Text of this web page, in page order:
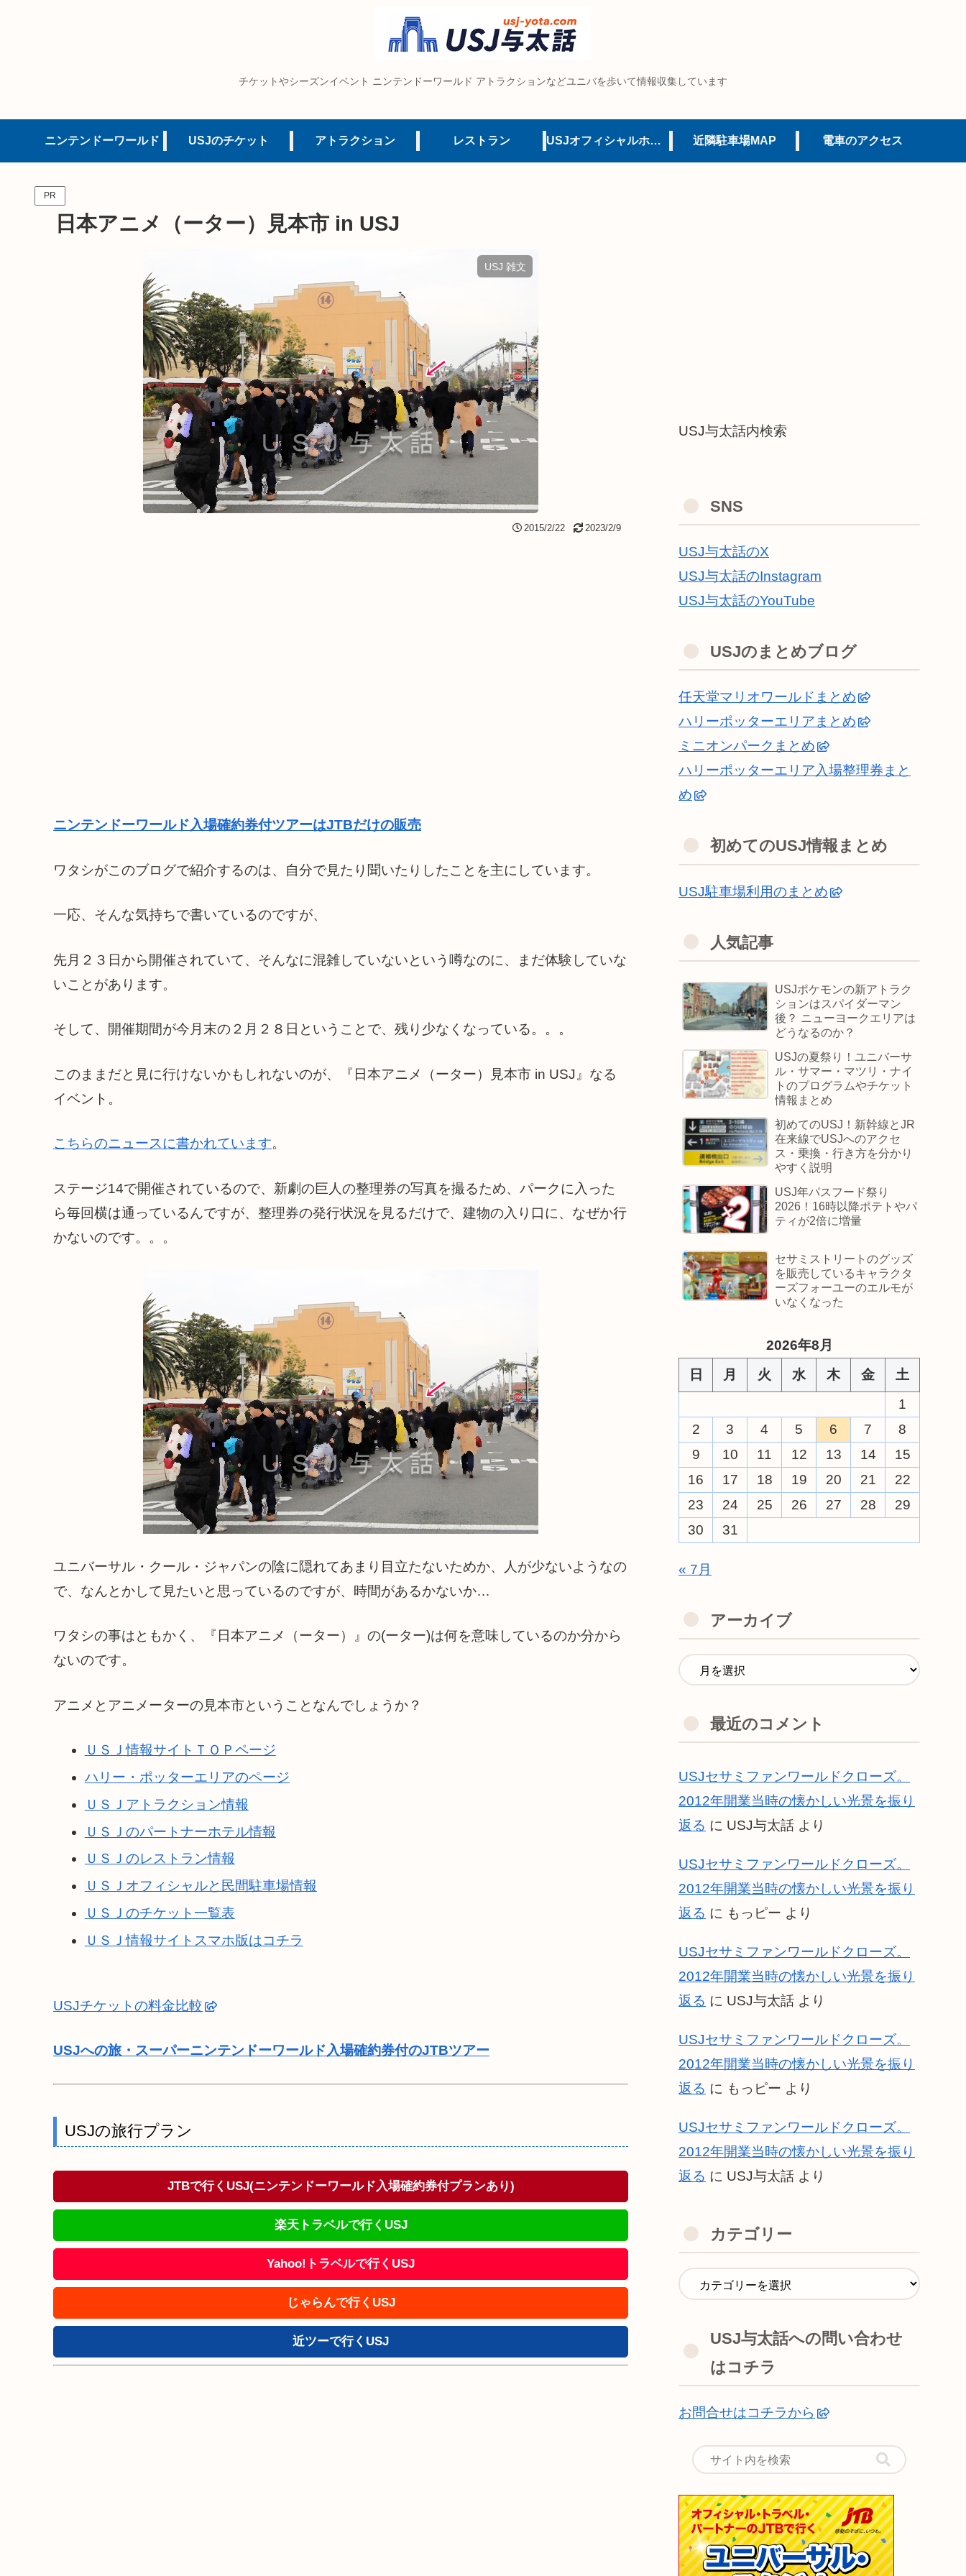
チケットやシーズンイベント ニンテンドーワールド アトラクションなどユニバを歩いて情報収集しています
ニンテンドーワールド USJのチケット アトラクション レストラン USJオフィシャルホテル 近隣駐車場MAP 電車のアクセス
PR
日本アニメ（ーター）見本市 in USJ
USJ 雑文
2015/2/22 2023/2/9
ニンテンドーワールド入場確約券付ツアーはJTBだけの販売
ワタシがこのブログで紹介するのは、自分で見たり聞いたりしたことを主にしています。
一応、そんな気持ちで書いているのですが、
先月２３日から開催されていて、そんなに混雑していないという噂なのに、まだ体験していな
いことがあります。
そして、開催期間が今月末の２月２８日ということで、残り少なくなっている。。。
このままだと見に行けないかもしれないのが、『日本アニメ（ーター）見本市 in USJ』なる
イベント。
こちらのニュースに書かれています。
ステージ14で開催されているので、新劇の巨人の整理券の写真を撮るため、パークに入った
ら毎回横は通っているんですが、整理券の発行状況を見るだけで、建物の入り口に、なぜか行
かないのです。。。
ユニバーサル・クール・ジャパンの陰に隠れてあまり目立たないためか、人が少ないようなの
で、なんとかして見たいと思っているのですが、時間があるかないか…
ワタシの事はともかく、『日本アニメ（ーター）』の(ーター)は何を意味しているのか分から
ないのです。
アニメとアニメーターの見本市ということなんでしょうか？
ＵＳＪ情報サイトＴＯＰページ
ハリー・ポッターエリアのページ
ＵＳＪアトラクション情報
ＵＳＪのパートナーホテル情報
ＵＳＪのレストラン情報
ＵＳＪオフィシャルと民間駐車場情報
ＵＳＪのチケット一覧表
ＵＳＪ情報サイトスマホ版はコチラ
USJチケットの料金比較
USJへの旅・スーパーニンテンドーワールド入場確約券付のJTBツアー
USJの旅行プラン
JTBで行くUSJ(ニンテンドーワールド入場確約券付プランあり)
楽天トラベルで行くUSJ
Yahoo!トラベルで行くUSJ
じゃらんで行くUSJ
近ツーで行くUSJ
USJ与太話内検索
SNS
USJ与太話のX
USJ与太話のInstagram
USJ与太話のYouTube
USJのまとめブログ
任天堂マリオワールドまとめ
ハリーポッターエリアまとめ
ミニオンパークまとめ
ハリーポッターエリア入場整理券まと
め
初めてのUSJ情報まとめ
USJ駐車場利用のまとめ
人気記事
USJポケモンの新アトラク
ションはスパイダーマン
後？ ニューヨークエリアは
どうなるのか？
USJの夏祭り！ユニバーサ
ル・サマー・マツリ・ナイ
トのプログラムやチケット
情報まとめ
初めてのUSJ！新幹線とJR
在来線でUSJへのアクセ
ス・乗換・行き方を分かり
やすく説明
USJ年パスフード祭り
2026！16時以降ポテトやパ
ティが2倍に増量
セサミストリートのグッズ
を販売しているキャラクタ
ーズフォーユーのエルモが
いなくなった
2026年8月
日
月 火 水 木 金
土
1
2
3 4 5 6 7
8
9
10 11 12 13 14
15
16
17 18 19 20 21
22
23
24 25 26 27 28
29
30
31
« 7月
アーカイブ
最近のコメント
USJセサミファンワールドクローズ。
2012年開業当時の懐かしい光景を振り
返る に USJ与太話 より
USJセサミファンワールドクローズ。
2012年開業当時の懐かしい光景を振り
返る に もっピー より
USJセサミファンワールドクローズ。
2012年開業当時の懐かしい光景を振り
返る に USJ与太話 より
USJセサミファンワールドクローズ。
2012年開業当時の懐かしい光景を振り
返る に もっピー より
USJセサミファンワールドクローズ。
2012年開業当時の懐かしい光景を振り
返る に USJ与太話 より
カテゴリー
USJ与太話への問い合わせ
はコチラ
お問合せはコチラから